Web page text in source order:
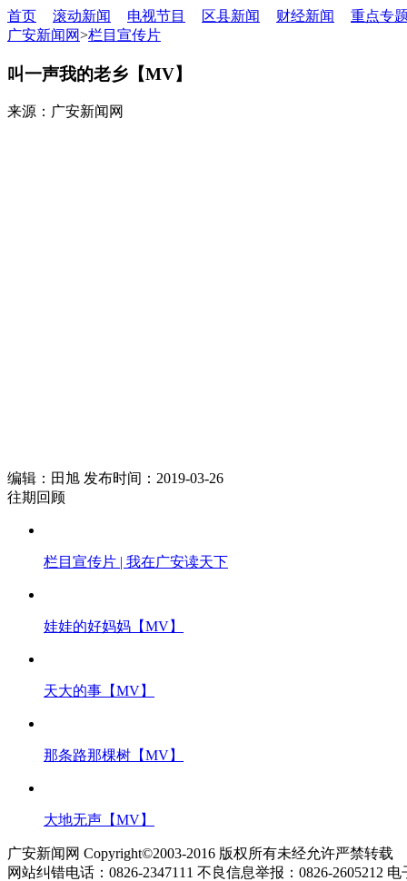
首页 滚动新闻 电视节目 区县新闻 财经新闻
重点专
广安新闻网>栏目宣传片
叫一声我的老乡【MV】
来源：广安新闻网
编辑：田旭 发布时间：2019-03-26
往期回顾
栏目宣传片 | 我在广安读天下
娃娃的好妈妈【MV】
天大的事【MV】
那条路那棵树【MV】
大地无声【MV】
广安新闻网 Copyright©2003-2016 版权所有未经允许严禁转载
网站纠错电话：0826-2347111 不良信息举报：0826-2605212